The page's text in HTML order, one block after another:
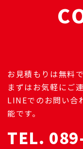
お見積もりは無料
まずはお気軽にご
LINEでのお問い合
能です。
TEL.